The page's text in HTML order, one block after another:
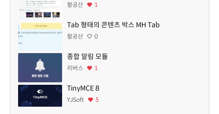
팔공산 1
Tab 형태의 콘텐츠 박스 MH Tab
팔공산 0
종합 알림 모듈
리버스 1
TinyMCE 8
YJSoft 5